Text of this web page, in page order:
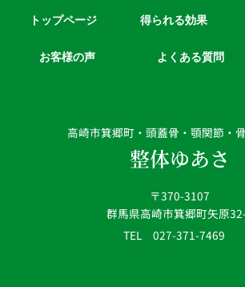
高崎市箕郷町・頭蓋骨・顎関節・
整体ゆあさ
〒370-3107
群馬県高崎市箕郷町矢原
TEL 027-371-7469
トップページ 得られる効果
お客様の声 よくある質問